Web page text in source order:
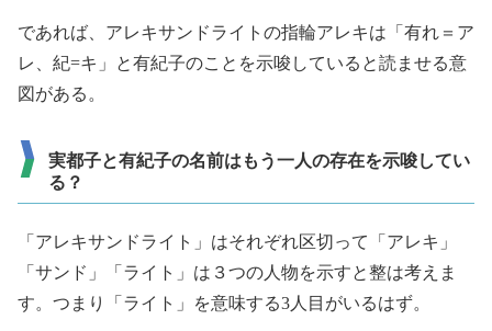
であれば、アレキサンドライトの指輪アレキは「有れ＝ア
レ、紀=キ」と有紀子のことを示唆していると読ませる意
図がある。
実都子と有紀子の名前はもう一人の存在を示唆してい
る？
「アレキサンドライト」はそれぞれ区切って「アレキ」
「サンド」「ライト」は３つの人物を示すと整は考えま
す。つまり「ライト」を意味する3人目がいるはず。